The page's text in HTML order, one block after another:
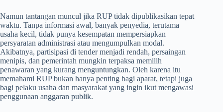
Namun tantangan muncul jika RUP tidak dipublikasikan tepat
waktu. Tanpa informasi awal, banyak penyedia, terutama
usaha kecil, tidak punya kesempatan mempersiapkan
persyaratan administrasi atau mengumpulkan modal.
Akibatnya, partisipasi di tender menjadi rendah, persaingan
menipis, dan pemerintah mungkin terpaksa memilih
penawaran yang kurang menguntungkan. Oleh karena itu
memahami RUP bukan hanya penting bagi aparat, tetapi juga
bagi pelaku usaha dan masyarakat yang ingin ikut mengawasi
penggunaan anggaran publik.